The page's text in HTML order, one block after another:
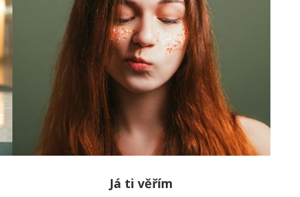
Já ti věřím